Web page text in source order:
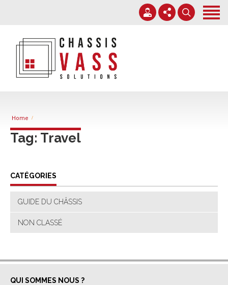
Nos chantiers
Expertise
+32 71 38 38 70
Home
Tag: Travel
CATÉGORIES
GUIDE DU CHÂSSIS
NON CLASSÉ
QUI SOMMES NOUS ?